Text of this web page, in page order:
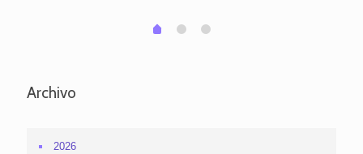
0 1 2
Archivo
2026